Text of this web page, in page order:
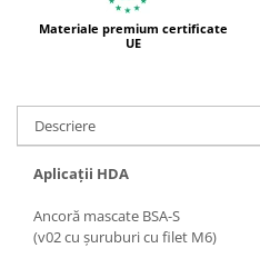
Materiale premium certificate
UE
Descriere
Aplicații HDA
Ancoră mascate BSA-S
(v02 cu șuruburi cu filet M6)